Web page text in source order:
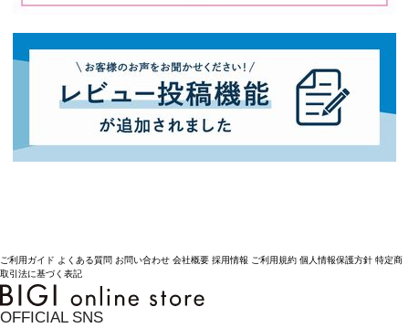
ご利用ガイド よくある質問 お問い合わせ 会社概要 採用情報 ご利用規約 個人情報保護方針 特定商
取引法に基づく表記
OFFICIAL SNS